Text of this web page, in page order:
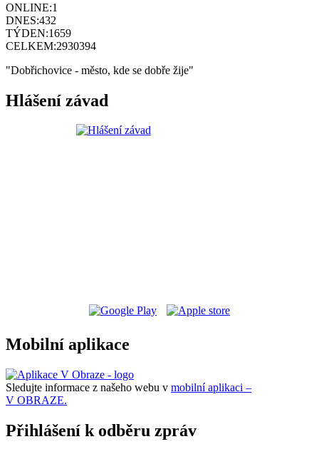
ONLINE:1
DNES:432
TÝDEN:1659
CELKEM:2930394
"Dobřichovice - město, kde se dobře žije"
Hlášení závad
Mobilní aplikace
Sledujte informace z našeho webu v mobilní aplikaci –
V OBRAZE.
Přihlášení k odběru zpráv